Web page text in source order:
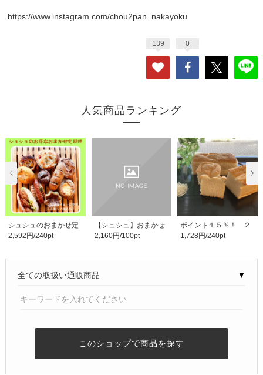
https://www.instagram.com/chou2pan_nakayoku
139 0
人気商品ランキング
シュシュのおまかせ定
期便 ポイント10%！..
2,592円/240pt
【シュシュ】おまかせ
定期便Rさま専用
2,160円/100pt
ポイント１５％！ ２
本入り 米粉１００..
1,728円/240pt
▼
このショップで商品を探す